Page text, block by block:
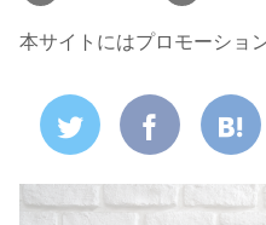
本サイトにはプロモーショ